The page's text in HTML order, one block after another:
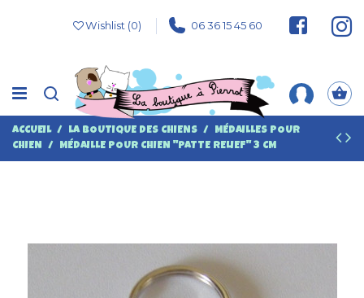
Wishlist (0) 06 36 15 45 60
ACCUEIL LA BOUTIQUE DES CHIENS
MÉDAILLES POUR
CHIEN
MÉDAILLE POUR CHIEN "PATTE RELIEF" 3 CM